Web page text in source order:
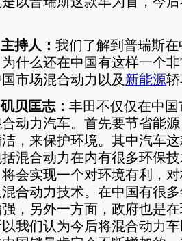
主持人： 我们了解到普瑞斯
什么还在中国有这样一个
市场混合动力以及 新能源
矶贝匡志： 丰田不仅仅在中
动力汽车。首先要节省能
，来保护环境。其中汽车
混合动力在内有很多环保
会实现一个对环境有利，
合动力技术。在中国有很
强，另外一方面，政府也是
我们认为今后将混合动力